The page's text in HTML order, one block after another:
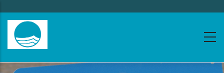
to
main
content